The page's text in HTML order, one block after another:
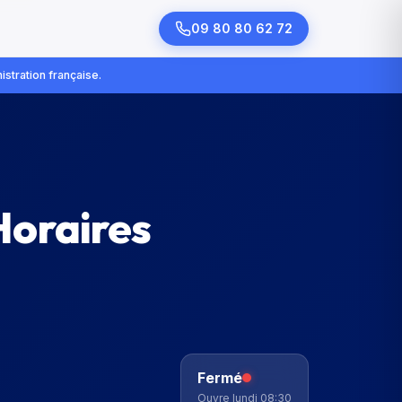
09 80 80 62 72
française.
Fermé
Ouvre lundi 08:30